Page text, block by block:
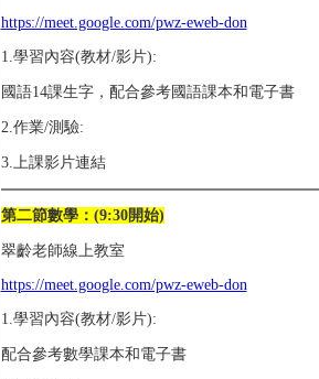
https://meet.google.com/pwz-eweb-don
1.學習內容(教材/影片):
國語14課生字，配合參考國語課本和電子書
2.作業/測驗:
3.上課影片連結
第二節數學：(9:30開始)
翠齡老師線上教室
https://meet.google.com/pwz-eweb-don
1.學習內容(教材/影片):
配合參考數學課本和電子書